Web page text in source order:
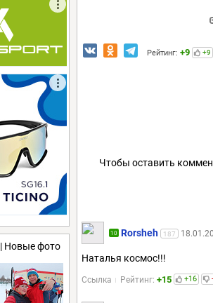
| Новые фото
Рейтинг: +9 +9
Чтобы оставить
10 Rorsheh 187
Наталья космос!!!
Ссылка Рейтинг: +15 +16